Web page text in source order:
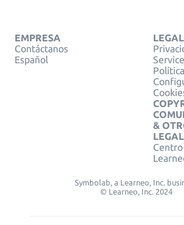
EMPRESA
Contáctanos
Español
LEGAL
&
Symbolab, a Learneo, Inc.
© Learneo, Inc. 2024